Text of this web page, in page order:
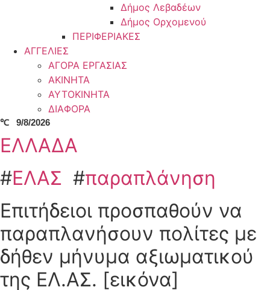
Δήμος Λεβαδέων
Δήμος Ορχομενού
ΠΕΡΙΦΕΡΙΑΚΕΣ
ΑΓΓΕΛΙΕΣ
ΑΓΟΡΑ ΕΡΓΑΣΙΑΣ
ΑΚΙΝΗΤΑ
ΑΥΤΟΚΙΝΗΤΑ
ΔΙΑΦΟΡΑ
℃ 9/8/2026
ΕΛΛΑΔΑ
#ΕΛΑΣ #παραπλάνηση
Επιτήδειοι προσπαθούν να
παραπλανήσουν πολίτες με
δήθεν μήνυμα αξιωματικού
της ΕΛ.ΑΣ. [εικόνα]